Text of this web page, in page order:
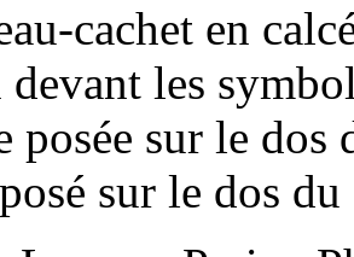
cachet en
devant les
posée sur le
sur le dos